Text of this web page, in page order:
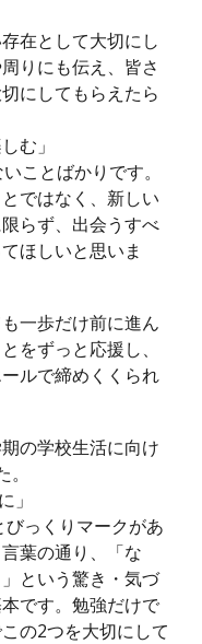
在として大切にし
りにも伝え、皆さ
にしてもらえたら
む」
ことばかりです。
ではなく、新しい
らず、出会うすべ
ほしいと思いま
一歩だけ前に進ん
をずっと応援し、
ルで締めくくられ
の学校生活に向け
」
っくりマークがあ
葉の通り、「な
という驚き・気づ
です。勉強だけで
の2つを大切にして